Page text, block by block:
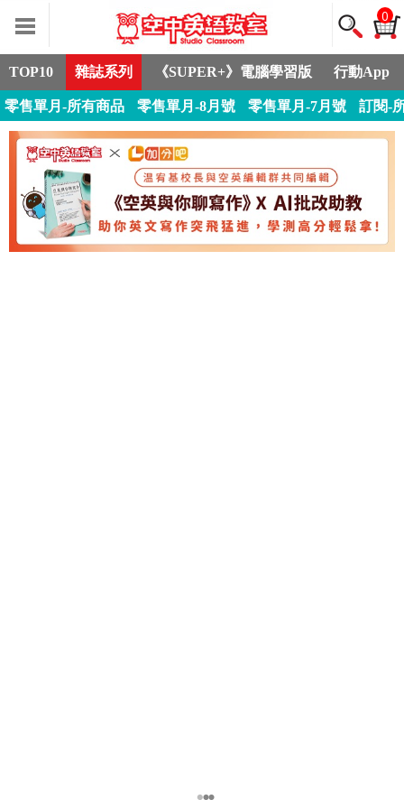
0
TOP10 雜誌系列 《SUPER+》電腦學習版 行動App
零售單月-所有商品 零售單月-8月號 零售單月-7月號 訂閱-